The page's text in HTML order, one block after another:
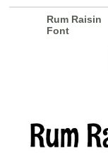
Rum Raisin
Font